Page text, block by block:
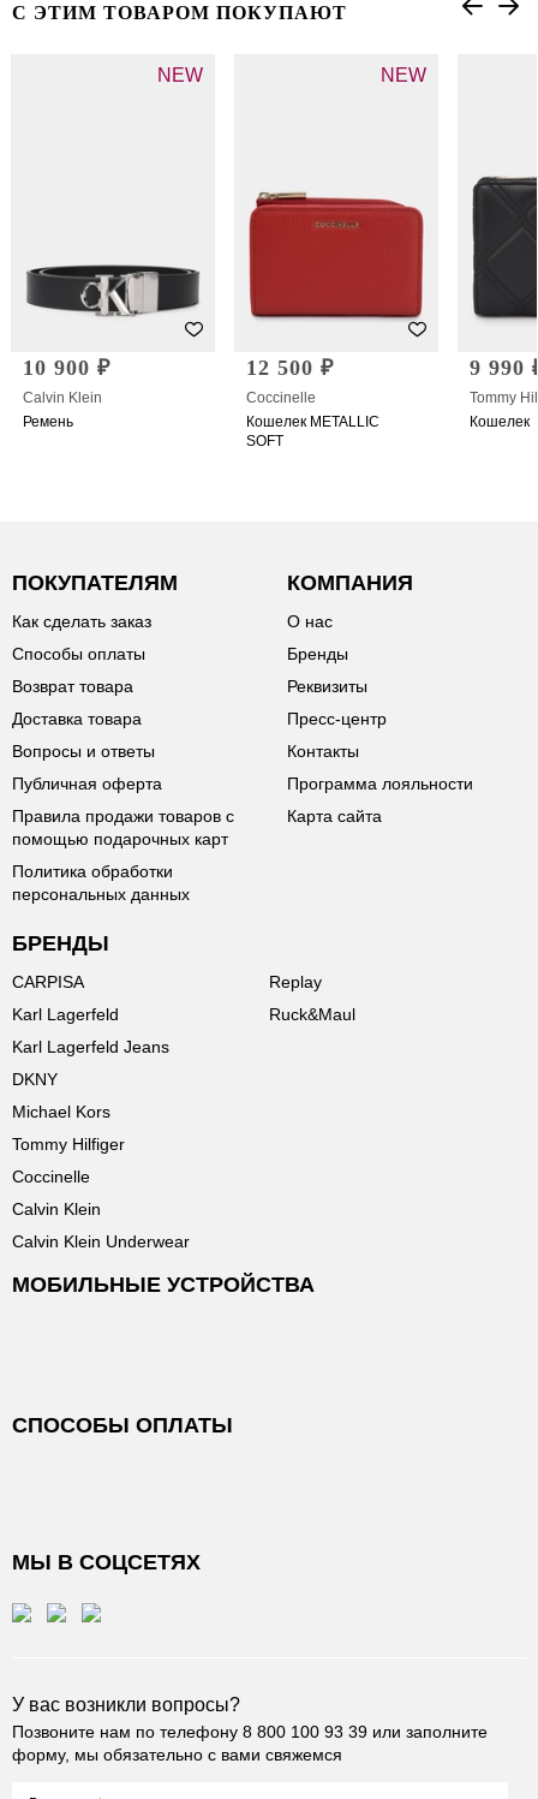
С ЭТИМ ТОВАРОМ ПОКУПАЮТ
NEW
10 900 ₽
Calvin Klein
Ремень
NEW
12 500 ₽
Coccinelle
Кошелек METALLIC
SOFT
9 990
Tommy
Кошелек
ПОКУПАТЕЛЯМ
Как сделать заказ
Способы оплаты
Возврат товара
Доставка товара
Вопросы и ответы
Публичная оферта
Правила продажи товаров с
помощью подарочных карт
Политика обработки
персональных данных
КОМПАНИЯ
О нас
Бренды
Реквизиты
Пресс-центр
Контакты
Программа лояльности
Карта сайта
БРЕНДЫ
CARPISA
Karl Lagerfeld
Karl Lagerfeld Jeans
DKNY
Michael Kors
Tommy Hilfiger
Coccinelle
Calvin Klein
Calvin Klein Underwear
Replay
Ruck&Maul
МОБИЛЬНЫЕ УСТРОЙСТВА
СПОСОБЫ ОПЛАТЫ
МЫ В СОЦСЕТЯХ
У вас возникли вопросы?
Позвоните нам по телефону 8 800 100 93 39 или заполните
форму, мы обязательно с вами свяжемся